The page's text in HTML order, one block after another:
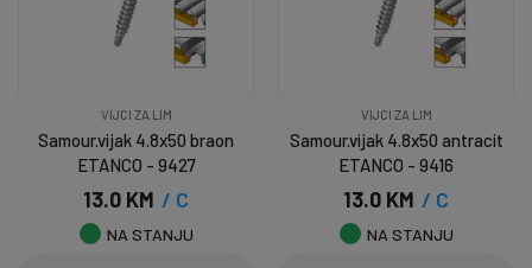
VIJCI ZA LIM
Samour.vijak 4.8x50 braon
ETANCO - 9427
13.0 KM / C
NA STANJU
VIJCI ZA LIM
Samour.vijak 4.8x50 antracit
ETANCO - 9416
13.0 KM / C
NA STANJU